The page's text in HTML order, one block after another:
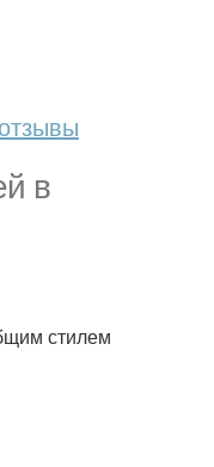
отзывы
в
стилем